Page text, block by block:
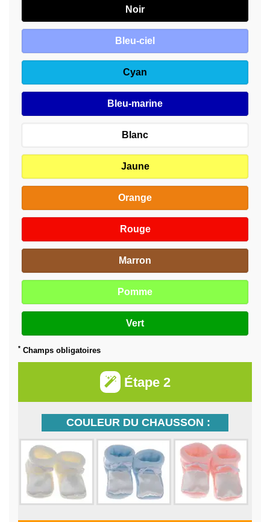
Noir
Bleu-ciel
Cyan
Bleu-marine
Blanc
Jaune
Orange
Rouge
Marron
Pomme
Vert
* Champs obligatoires
Étape 2
COULEUR DU CHAUSSON :